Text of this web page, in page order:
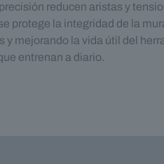
reducen aristas y
protege la integridad de la
mejorando la vida útil del
entrenan a diario.